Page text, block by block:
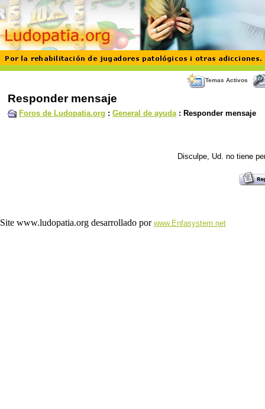
Temas Activos
Responder mensaje
Foros de Ludopatia.org : General de ayuda: Responder mensaje
Disculpe, Ud. no tiene
Site www.ludopatia.org desarrollado por www.Enfasystem.net